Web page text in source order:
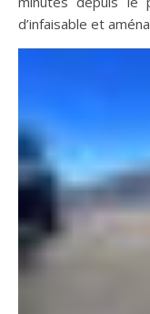
d’infaisable et